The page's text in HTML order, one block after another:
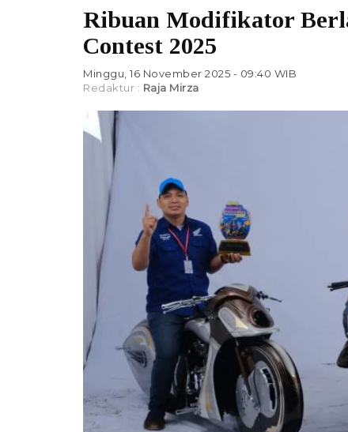
Ribuan Modifikator
Contest 2025
Minggu, 16 November 2025 - 09:40 WIB
Redaktur : Raja Mirza